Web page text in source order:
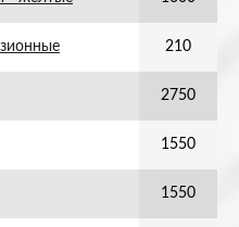
210
2750
1550
1550